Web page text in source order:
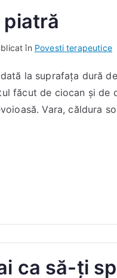
în Povesti terapeutice
la suprafaţa dură
făcut de ciocan şi de
Vara, căldura
ca să-ți